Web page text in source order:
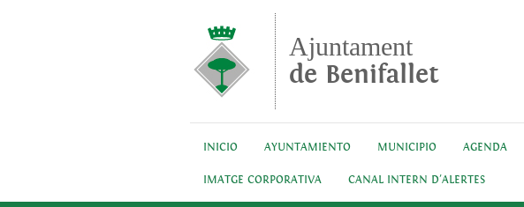
Ajuntament
de Benifallet
INICIO AYUNTAMIENTO MUNICIPIO AGENDA
IMATGE CORPORATIVA CANAL INTERN D'ALERTES